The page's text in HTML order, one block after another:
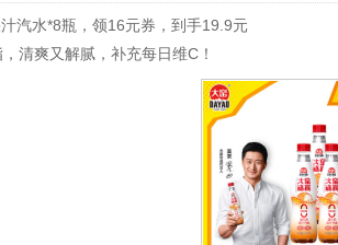
汽水*8瓶，领16元券，到手19.9元
清爽又解腻，补充每日维C！